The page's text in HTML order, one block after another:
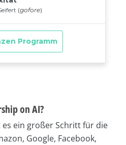
on AI?
ein großer Schritt für die
Google, Facebook,